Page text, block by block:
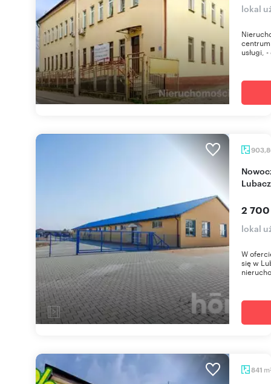
lokal
usługi,
Nowoczesny obiekt magazynowo-usługowy w
2
lokal
W
się w
841 m